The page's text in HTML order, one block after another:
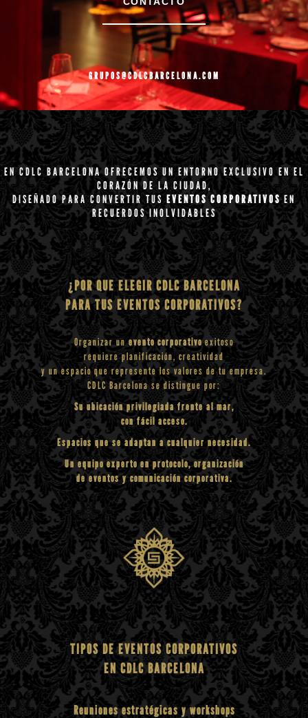
GRUPOS@CDLCBARCELONA.COM
EN CDLC BARCELONA OFRECEMOS UN ENTORNO EXCLUSIVO EN EL
CORAZÓN DE LA CIUDAD,
DISEÑADO PARA CONVERTIR TUS EVENTOS CORPORATIVOSEN
RECUERDOS INOLVIDABLES
¿POR QUE ELEGIR CDLC BARCELONA
PARA TUS EVENTOS CORPORATIVOS?
Organizar unevento corporativoexitoso
requiere planificación, creatividad
y un espacio que represente los valores de tu empresa.
CDLC Barcelona se distingue por:
Su ubicación privilegiada frente al mar,
con fácil acceso.
Espacios que se adaptan a cualquier necesidad.
Un equipo experto en protocolo, organización
de eventos y comunicación corporativa.
TIPOS DE EVENTOS CORPORATIVOS
EN CDLC BARCELONA
Reuniones estratégicas y workshops